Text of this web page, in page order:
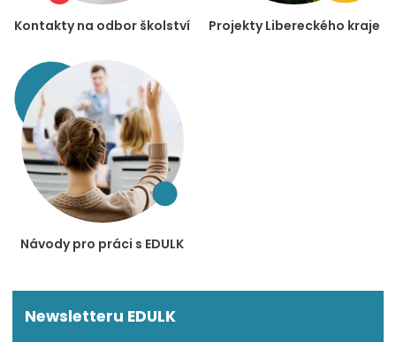
Kontakty na odbor školství Projekty Libereckého kraje
Návody pro práci s EDULK
Newsletteru EDULK